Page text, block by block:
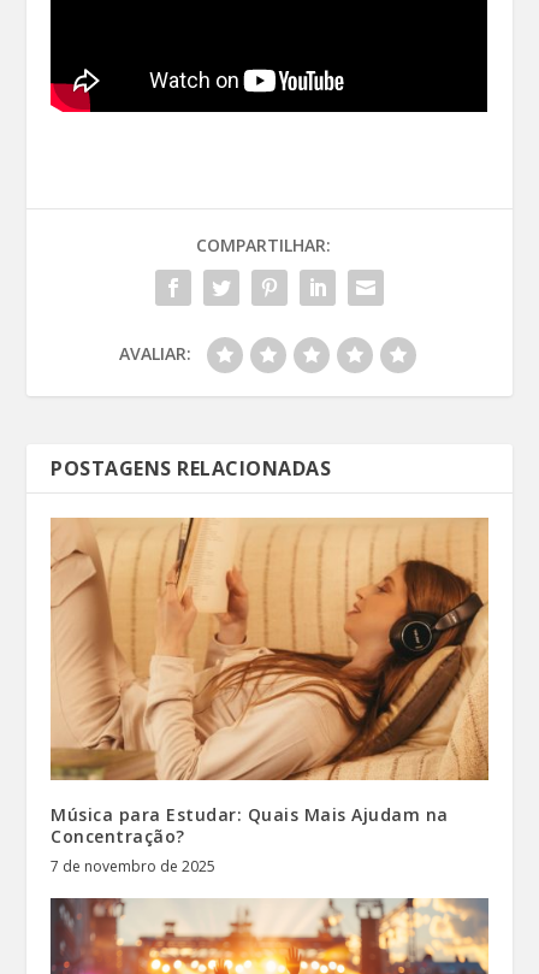
COMPARTILHAR:
AVALIAR:
POSTAGENS RELACIONADAS
Música para Estudar: Quais Mais Ajudam na
Concentração?
7 de novembro de 2025